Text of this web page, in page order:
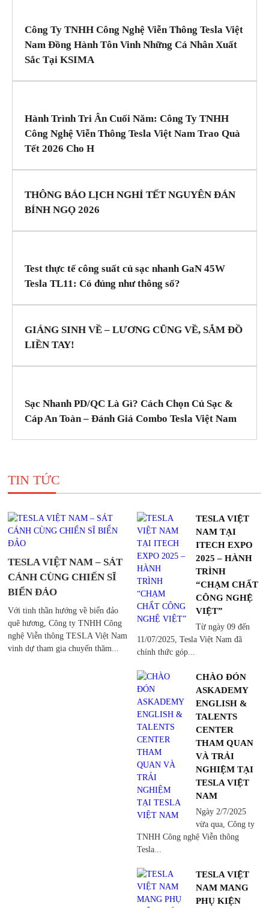
Công Ty TNHH Công Nghệ Viễn Thông Tesla Việt
Nam Đồng Hành Tôn Vinh Những Cá Nhân Xuất
Sắc Tại KSIMA
Hành Trình Tri Ân Cuối Năm: Công Ty TNHH
Công Nghệ Viễn Thông Tesla Việt Nam Trao Quà
Tết 2026 Cho H
THÔNG BÁO LỊCH NGHỈ TẾT NGUYÊN ĐÁN
BÍNH NGỌ 2026
Test thực tế công suất củ sạc nhanh GaN 45W
Tesla TL11: Có đúng như thông số?
GIÁNG SINH VỀ – LƯƠNG CŨNG VỀ, SẮM ĐỒ
LIỀN TAY!
Sạc Nhanh PD/QC Là Gì? Cách Chọn Củ Sạc &
Cáp An Toàn – Đánh Giá Combo Tesla Việt Nam
TIN TỨC
TESLA VIỆT NAM – SÁT
CÁNH CÙNG CHIẾN SĨ
BIỂN ĐẢO
Với tinh thần hướng về biển đảo
quê hương, Công ty TNHH Công
nghệ Viễn thông TESLA Việt Nam
vinh dự tham gia chuyến thăm...
TESLA VIỆT
NAM TẠI
ITECH EXPO
2025 – HÀNH
TRÌNH
“CHẠM CHẤT
CÔNG NGHỆ
VIỆT”
Từ ngày 09 đến
11/07/2025, Tesla Việt Nam đã
chính thức góp...
CHÀO ĐÓN
ASKADEMY
ENGLISH &
TALENTS
CENTER
THAM QUAN
VÀ TRẢI
NGHIỆM TẠI
TESLA VIỆT
NAM
Ngày 2/7/2025
vừa qua, Công ty
TNHH Công nghệ Viễn thông
Tesla...
TESLA VIỆT
NAM MANG
PHỤ KIỆN